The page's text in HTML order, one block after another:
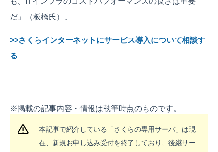
だ」（板橋氏）。
>>さくらインターネットにサービス導入について相談す
る
※掲載の記事内容・情報は執筆時点のものです。
本記事で紹介している「さくらの専用サーバ」は現
在、新規お申し込み受付を終了しており、後継サー